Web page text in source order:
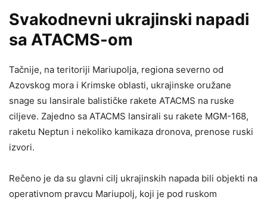
Svakodnevni ukrajinski napadi
sa ATACMS-om
Tačnije, na teritoriji Mariupolja, regiona severno od
Azovskog mora i Krimske oblasti, ukrajinske oružane
snage su lansirale balističke rakete ATACMS na ruske
ciljeve. Zajedno sa ATACMS lansirali su rakete MGM-168,
raketu Neptun i nekoliko kamikaza dronova, prenose ruski
izvori.
Rečeno je da su glavni cilj ukrajinskih napada bili objekti na
operativnom pravcu Mariupolj, koji je pod ruskom